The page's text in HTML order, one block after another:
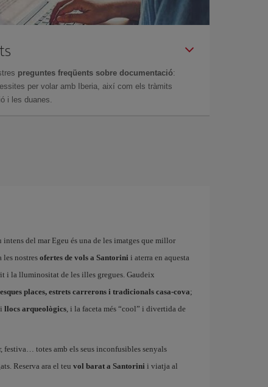
preguntes freqüents sobre documentació:
per volar amb Iberia, així com els tràmits
i les duanes.
intens del mar Egeu és una de les imatges que millor
nostres ofertes de vols a Santorini i aterra en aquesta
i la lluminositat de les illes gregues. Gaudeix
places, estrets carrerons i tradicionals casa-cova;
llocs arqueològics, i la faceta més “cool” i divertida de
festiva… totes amb els seus inconfusibles senyals
Reserva ara el teu vol barat a Santorini i viatja al